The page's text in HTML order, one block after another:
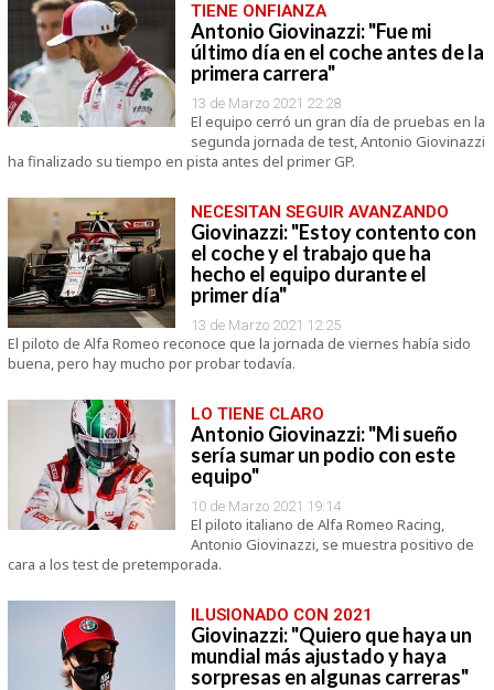
TIENE ONFIANZA
Antonio Giovinazzi: "Fue mi
último día en el coche antes de la
primera carrera"
13 de Marzo 2021 22:28
El equipo cerró un gran día de pruebas en la
segunda jornada de test, Antonio Giovinazzi
ha finalizado su tiempo en pista antes del primer GP.
NECESITAN SEGUIR AVANZANDO
Giovinazzi: "Estoy contento con
el coche y el trabajo que ha
hecho el equipo durante el
primer día"
13 de Marzo 2021 12:25
El piloto de Alfa Romeo reconoce que la jornada de viernes había sido
buena, pero hay mucho por probar todavía.
LO TIENE CLARO
Antonio Giovinazzi: "Mi sueño
sería sumar un podio con este
equipo"
10 de Marzo 2021 19:14
El piloto italiano de Alfa Romeo Racing,
Antonio Giovinazzi, se muestra positivo de
cara a los test de pretemporada.
ILUSIONADO CON 2021
Giovinazzi: "Quiero que haya un
mundial más ajustado y haya
sorpresas en algunas carreras"